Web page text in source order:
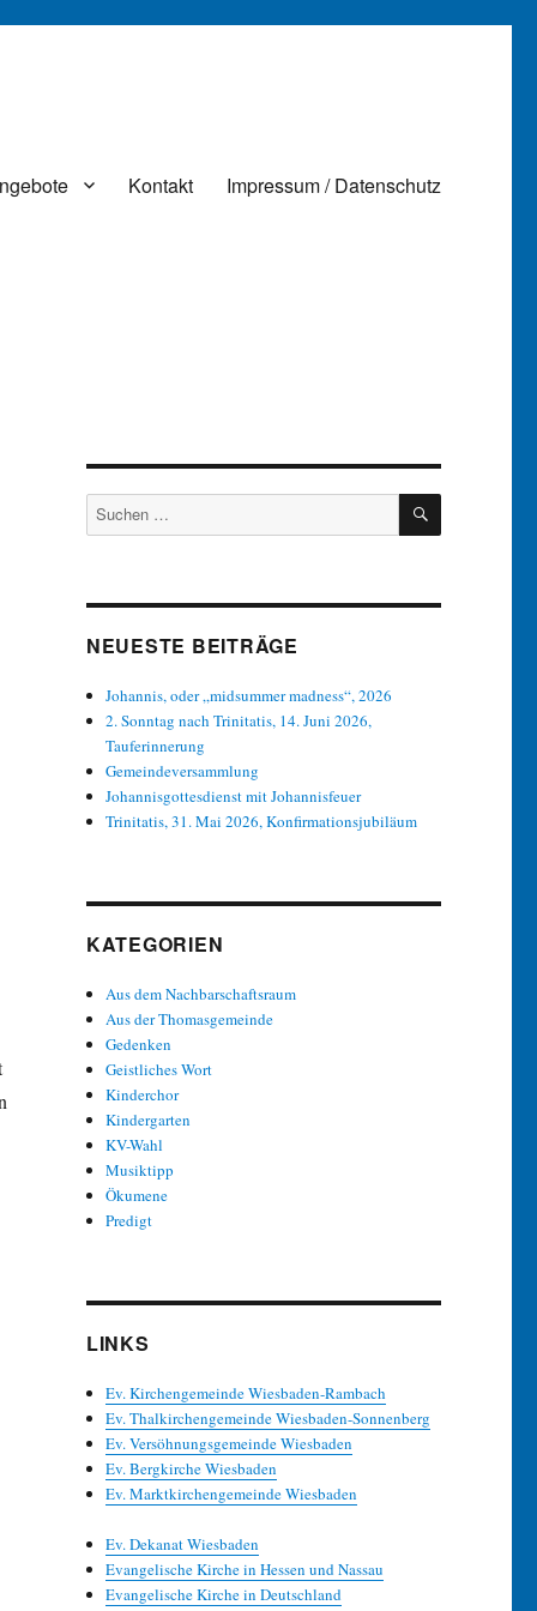
Kontakt Impressum / Datenschutz
Suchen
nach:
SUCHEN
NEUESTE BEITRÄGE
Johannis, oder „midsummer madness“, 2026
2. Sonntag nach Trinitatis, 14. Juni 2026,
Tauferinnerung
Gemeindeversammlung
Johannisgottesdienst mit Johannisfeuer
Trinitatis, 31. Mai 2026, Konfirmationsjubiläum
KATEGORIEN
Aus dem Nachbarschaftsraum
Aus der Thomasgemeinde
Gedenken
Geistliches Wort
Kinderchor
Kindergarten
KV-Wahl
Musiktipp
Ökumene
Predigt
LINKS
Ev. Kirchengemeinde Wiesbaden-Rambach
Ev. Thalkirchengemeinde Wiesbaden-Sonnenberg
Ev. Versöhnungsgemeinde Wiesbaden
Ev. Bergkirche Wiesbaden
Ev. Marktkirchengemeinde Wiesbaden
Ev. Dekanat Wiesbaden
Evangelische Kirche in Hessen und Nassau
Evangelische Kirche in Deutschland